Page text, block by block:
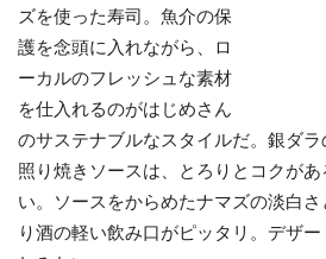
ズを使った寿司。魚介の保
護を念頭に入れながら、ロ
ーカルのフレッシュな素材
を仕入れるのがはじめさん
のサステナブルなスタイルだ。銀ダ
照り焼きソースは、とろりとコクが
い。ソースをからめたナマズの淡白
り酒の軽い飲み口がピッタリ。デザ